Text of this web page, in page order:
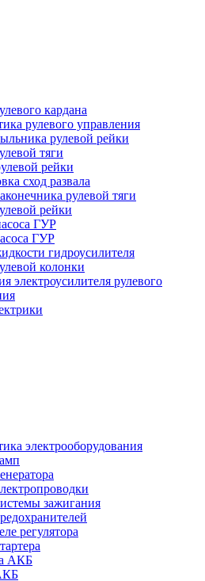
кардана
рулевого управления
рулевой рейки
тяги
рейки
сход развала
рулевой тяги
рейки
ГУР
ГУР
гидроусилителя
колонки
электроусилителя рулевого
электрооборудования
зажигания
регулятора
АКБ